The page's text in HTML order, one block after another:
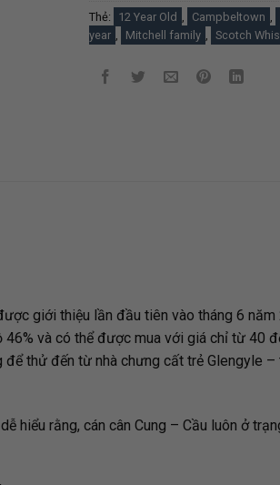
Thẻ: 12 Year Old Campbeltown
year
Mitchell family Scotch
giới thiệu lần đầu tiên vào tháng 6
và có thể được mua với giá chỉ từ 40
thử đến từ nhà chưng cất trẻ Glengyle
hiểu rằng, cán cân Cung – Cầu luôn ở